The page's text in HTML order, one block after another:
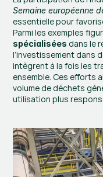
Semaine européenne
essentielle pour
Parmi les exemples
spécialisées dans le
l’investissement dans
intègrent à la fois les
ensemble. Ces efforts
volume de déchets
utilisation plus